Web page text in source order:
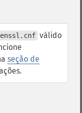
válido
seção de